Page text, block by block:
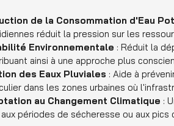
de la Consommation d'Eau
réduit la pression sur les
Environnementale : Réduit la
ainsi à une approche plus
des Eaux Pluviales : Aide à
dans les zones urbaines où
au Changement Climatique :
périodes de sécheresse ou aux pics